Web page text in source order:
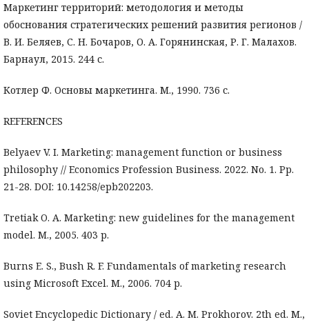
Маркетинг территорий: методология и методы
обоснования стратегических решений развития регионов /
В. И. Беляев, С. Н. Бочаров, О. А. Горянинская, Р. Г. Малахов.
Барнаул, 2015. 244 с.
Котлер Ф. Основы маркетинга. М., 1990. 736 с.
REFERENCES
Belyaev V. I. Marketing: management function or business
philosophy // Economics Profession Business. 2022. No. 1. Pp.
21-28. DOI: 10.14258/epb202203.
Tretiak O. A. Marketing: new guidelines for the management
model. M., 2005. 403 p.
Burns E. S., Bush R. F. Fundamentals of marketing research
using Microsoft Excel. M., 2006. 704 p.
Soviet Encyclopedic Dictionary / ed. A. M. Prokhorov. 2th ed. М.,